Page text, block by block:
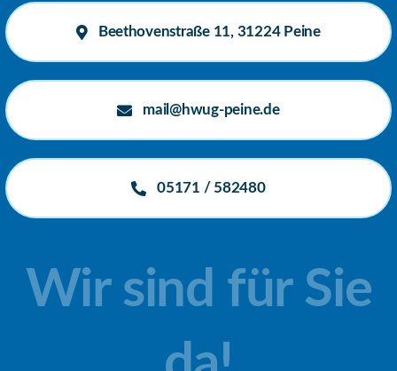
Beethovenstraße 11, 31224 Peine
mail@hwug-peine.de
05171 / 582480
Wir sind für Sie